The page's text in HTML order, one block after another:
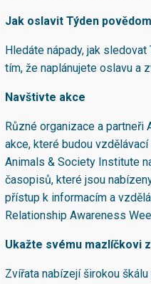
Jak oslavit Týden
Hledáte nápady, jak
tím, že naplánujete oslavu a
Navštivte akce
Různé organizace a
akce, které budou
Animals & Society Institute
časopisů, které jsou
přístup k informacím a
Relationship Awareness
Ukažte svému mazlíčkovi
Zvířata nabízejí širokou